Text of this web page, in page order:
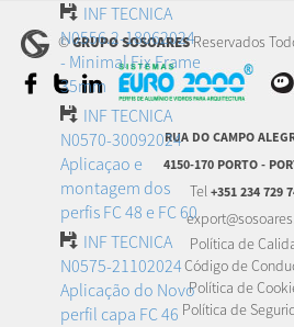
INF TECNICA
N0556.2-18062024
- Minimal Fix Frame
35mm
INF TECNICA
N0570-30092024
Aplicaçao e
montagem dos
perfis FC 48 e FC 60
INF TECNICA
N0575-21102024
Aplicação do Novo
perfil capa FC 46
©GRUPO SOSOARESReservados
RUA DO CAMPO
4150-170 PORTO -
Tel +351 234 729
Política de
Código de
Política de
Política de